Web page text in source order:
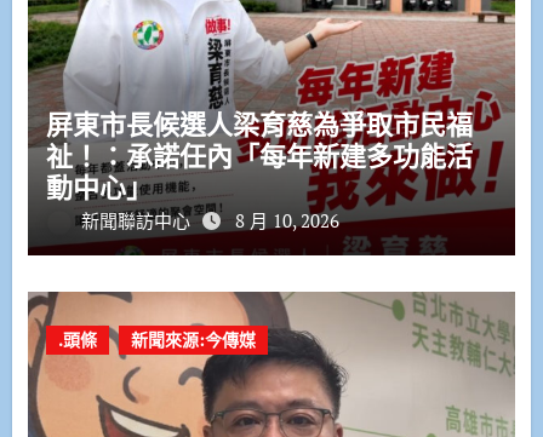
屏東市長候選人梁育慈為爭取市民福
祉！：承諾任內「每年新建多功能活
動中心」
新聞聯訪中心 8 月 10, 2026
.頭條 新聞來源:今傳媒